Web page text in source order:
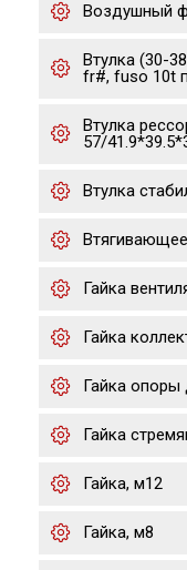
Воздушный
Втулка (30-
fr#, fuso 10t
Втулка
57/
Втулка
Гайка
Гайка
Гайка опоры
Гайка
Гайка, м12
Гайка, м8